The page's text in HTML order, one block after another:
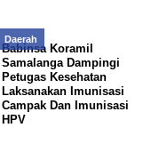
Daerah
Babinsa Koramil
Samalanga Dampingi
Petugas Kesehatan
Laksanakan Imunisasi
Campak Dan Imunisasi
HPV